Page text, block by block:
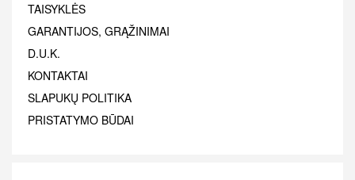
TAISYKLĖS
GARANTIJOS, GRĄŽINIMAI
D.U.K.
KONTAKTAI
SLAPUKŲ POLITIKA
PRISTATYMO BŪDAI